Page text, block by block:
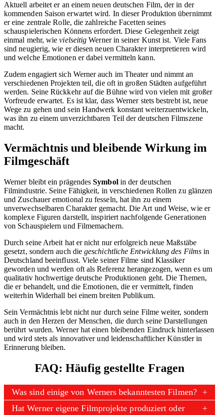
Aktuell arbeitet er an einem neuen deutschen Film, der in der
kommenden Saison erwartet wird. In dieser Produktion übernimmt
er eine zentrale Rolle, die zahlreiche Facetten seines
schauspielerischen Könnens erfordert. Diese Gelegenheit zeigt
einmal mehr, wievielseitig Werner in seiner Kunst ist. Viele Fans
sind neugierig, wie er diesen neuen Charakter interpretieren wird
und welche Emotionen er dabei vermitteln kann.
Zudem engagiert sich Werner auch im Theater und nimmt an
verschiedenen Projekten teil, die oft in großen Städten aufgeführt
werden. Seine Rückkehr auf die Bühne wird von vielen mit großer
Vorfreude erwartet. Es ist klar, dass Werner stets bestrebt ist, neue
Wege zu gehen und sein Handwerk konstant weiterzuentwickeln,
was ihn zu einem unverzichtbaren Teil der deutschen Filmszene
macht.
Vermächtnis und bleibende Wirkung im
Filmgeschäft
Werner bleibt ein prägendesSymbolin der deutschen
Filmindustrie. Seine Fähigkeit, in verschiedenen Rollen zu glänzen
und Zuschauer emotional zu fesseln, hat ihn zu einem
unverwechselbaren Charakter gemacht. Die Art und Weise, wie er
komplexe Figuren darstellt, inspiriert nachfolgende Generationen
von Schauspielern und Filmemachern.
Durch seine Arbeit hat er nicht nur erfolgreich neue Maßstäbe
gesetzt, sondern auch diegeschichtliche Entwicklung des Filmsin
Deutschland beeinflusst. Viele seiner Filme sind Klassiker
geworden und werden oft als Referenz herangezogen, wenn es um
qualitativ hochwertige deutsche Produktionen geht. Die Themen,
die er behandelt, und die Emotionen, die er vermittelt, finden
weiterhin Widerhall bei einem breiten Publikum.
Sein Vermächtnis lebt nicht nur durch seine Filme weiter, sondern
auch in den Herzen der Menschen, die durch seine Darstellungen
berührt wurden. Werner hat einen bleibenden Eindruck hinterlassen
und wird stets als innovativer und leidenschaftlicher Künstler in
Erinnerung bleiben.
FAQ: Häufig gestellte Fragen
Was sind einige von Werners bekanntesten Filmen?
Hat Werner eigene Filmprojekte produziert oder